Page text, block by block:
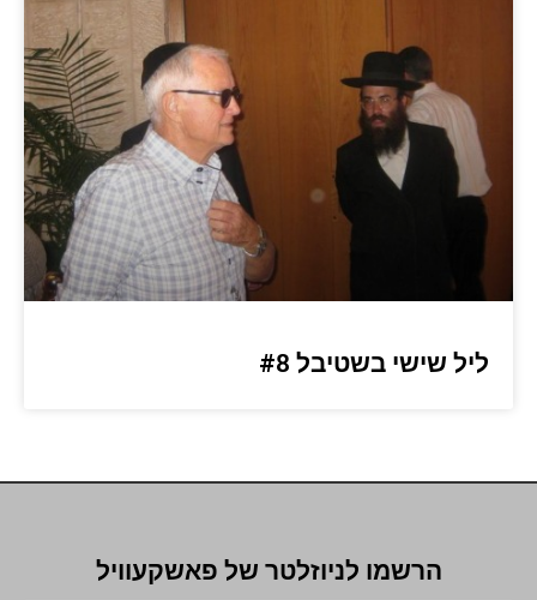
ליל שישי בשטיבל #8
הרשמו לניוזלטר של פאשקעוויל